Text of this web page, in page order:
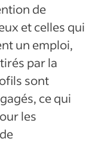
de
et celles qui
un emploi,
par la
sont
ce qui
les